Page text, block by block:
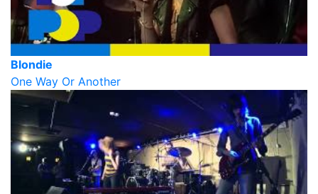
Blondie
One Way Or Another